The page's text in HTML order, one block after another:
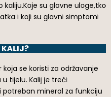
su glavne uloge,tko
i koji su glavni simptomi
KALIJ?
se koristi za održavanje
tijelu. Kalij je treći
potreban mineral za funkciju